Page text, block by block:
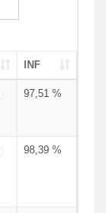
INF
97,51 %
98,39 %